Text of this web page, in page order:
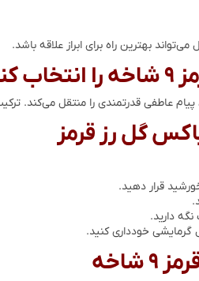
بهترین راه برای ابراز علاقه باشد.
پیام عاطفی قدرتمندی را منتقل می‌کند.
گل رز قرمز
قرار دهید.
دارید.
گرمایشی خودداری کنید.